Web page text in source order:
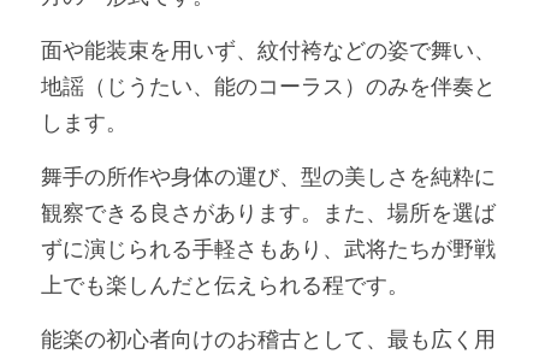
面や能装束を用いず、紋付袴などの姿で舞い、
地謡（じうたい、能のコーラス）のみを伴奏と
します。
舞手の所作や身体の運び、型の美しさを純粋に
観察できる良さがあります。また、場所を選ば
ずに演じられる手軽さもあり、武将たちが野戦
上でも楽しんだと伝えられる程です。
能楽の初心者向けのお稽古として、最も広く用